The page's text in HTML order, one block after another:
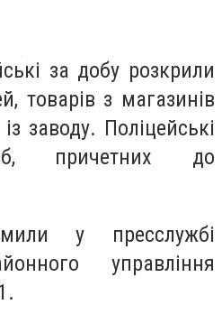
за добу розкрили
товарів з магазинів
заводу. Поліцейські
причетних до
у пресслужбі
управління